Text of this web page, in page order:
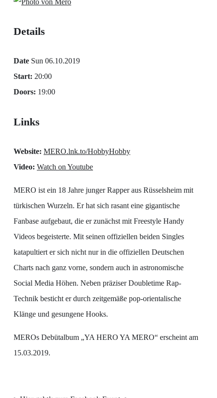
Details
Date Sun 06.10.2019
Start: 20:00
Doors: 19:00
Links
Website: MERO.lnk.to/HobbyHobby
Video: Watch on Youtube
MERO ist ein 18 Jahre junger Rapper aus Rüsselsheim mit
türkischen Wurzeln. Er hat sich rasant eine gigantische
Fanbase aufgebaut, die er zunächst mit Freestyle Handy
Videos begeisterte. Mit seinen offiziellen beiden Singles
katapultiert er sich nicht nur in die offiziellen Deutschen
Charts nach ganz vorne, sondern auch in astronomische
Social Media Höhen. Neben präziser Doubletime Rap-
Technik besticht er durch zeitgemäße pop-orientalische
Klänge und gesungene Hooks.
MEROs Debütalbum „YA HERO YA MERO“ erscheint am
15.03.2019.